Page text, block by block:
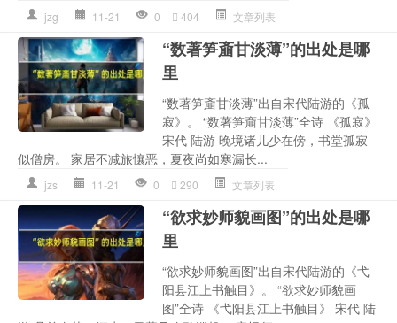
jzg 11-21 0 404 文章列表
“数著笋齑甘淡薄”的出处是哪
里
“数著笋齑甘淡薄”出自宋代陆游的《孤
寂》。 “数著笋齑甘淡薄”全诗 《孤寂》
宋代 陆游 晚境诸儿少在傍，书堂孤寂
似僧房。 家居不减旅懹恶，夏夜尚如寒漏长...
jzs 11-21 0 290 文章列表
“欲求妙师貌画图”的出处是哪
里
“欲求妙师貌画图”出自宋代陆游的《弋
阳县江上书触目》。 “欲求妙师貌画
图”全诗 《弋阳县江上书触目》 宋代 陆